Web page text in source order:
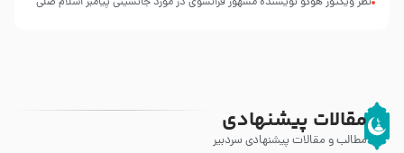
مقالات پیشنهادی
مطالب و مقالات پیشنهادی سردبیر